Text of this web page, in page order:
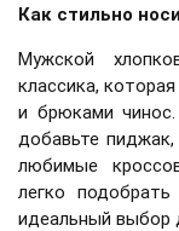
Как стильно
Мужской
классика,
и брюками
добавьте
любимые
легко
идеальный выбор